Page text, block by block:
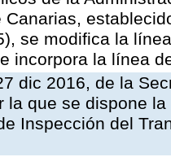
Canarias,
se modifica la
incorpora la línea
dic 2016, de la
la que se dispone
Inspección del